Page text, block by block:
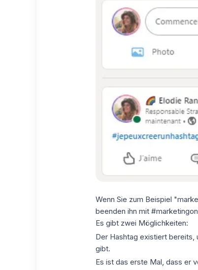
Wenn Sie zum Beispiel
beenden ihn mit
Es gibt zwei Möglichkeiten:
Der Hashtag existiert bereits,
gibt.
Es ist das erste Mal, dass er